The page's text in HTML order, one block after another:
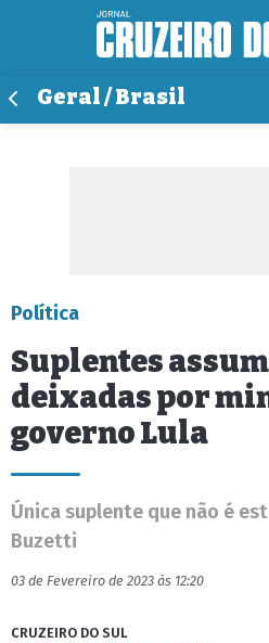
Geral / Brasil
Política
Suplentes
deixadas por
governo Lula
Única suplente que não é
Buzetti
03 de Fevereiro de 2023 às 12:20
CRUZEIRO DO SUL